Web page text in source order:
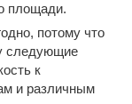
площади.
потому что
следующие
к
и различным